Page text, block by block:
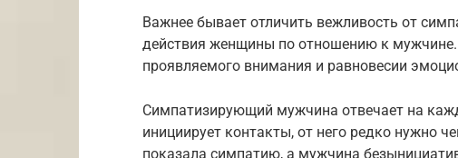
Важнее бывает отличить вежливость от
действия женщины по отношению к
проявляемого внимания и равновесии
Симпатизирующий мужчина отвечает на
инициирует контакты, от него редко нужно
показала симпатию, а мужчина